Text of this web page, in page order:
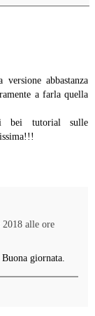
abbastanza
a farla quella
bei tutorial sulle
alle ore
giornata.